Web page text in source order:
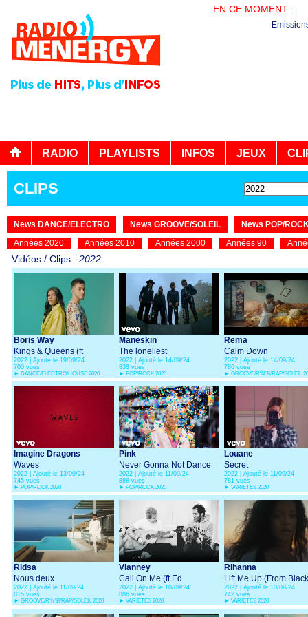
EN CE MOMENT :
RADIO PLAYLISTS INFOS JEUX
CLIPS
News DANCE/ELECTRO News GROOVE/SOLEIL
News POP/
Années 2020
Années 2010 Années 2000 Années 90
Vidéos / Clips : 2022
Boris Way
Kings & Queens (ft
Shibui)
2022 | Ajouté le 19/09/24
700 vues
► DANCE/ELECTRO/HOUSE 2020
Maneskin
The loneliest
2022 | Ajouté le 14/09/24
838 vues
► POP/ROCK 2020
Rema
Calm Down
2022 | Ajouté le 14/09/24
786 vues
► GROOVE/R'N'B/RAP/SOLEIL
Imagine Dragons
Waves
2022 | Ajouté le 13/09/24
745 vues
► POP/ROCK 2020
Pink
Never Gonna Not Dance
Again
2022 | Ajouté le 11/09/24
888 vues
► POP/ROCK 2020
Louane
Secret
2022 | Ajouté le 11/09/24
781 vues
► VARIETES 2020
Ridsa
Nous deux
2022 | Ajouté le 11/09/24
815 vues
► GROOVE/R'N'B/RAP/SOLEIL 2020
Vianney
Call On Me (ft Ed
Sheeran) (lyrics video)
2022 | Ajouté le 10/09/24
886 vues
► VARIETES 2020
Rihanna
Lift Me Up (From Black
Panther: Wakanda
Forever)
2022 | Ajouté le 10/09/24
742 vues
► VARIETES 2020